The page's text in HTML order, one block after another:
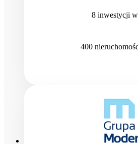
8 inwestycji
400